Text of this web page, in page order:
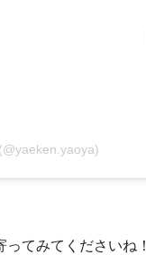
てみてくださいね！